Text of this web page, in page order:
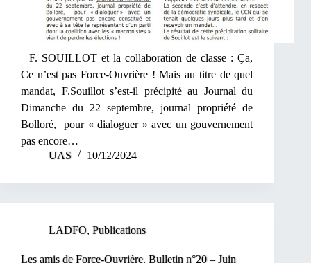
F. SOUILLOT et la collaboration de classe : Ça,
Ce n’est pas Force-Ouvrière ! Mais au titre de quel
mandat, F.Souillot s’est-il précipité au Journal du
Dimanche du 22 septembre, journal propriété de
Bolloré, pour « dialoguer » avec un gouvernement
pas encore…
UAS
10/12/2024
LADFO, Publications
Les amis de Force-Ouvrière. Bulletin n°20 – Juin